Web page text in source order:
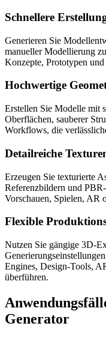
Schnellere
Generieren Sie
manueller Modellierung
Konzepte, Prototypen
Hochwertige
Erstellen Sie Modelle mit
Oberflächen, sauberer
Workflows, die
Detailreiche
Erzeugen Sie texturierte
Referenzbildern und
Vorschauen, Spielen, AR
Flexible
Nutzen Sie gängige 3D-
Engines, Design-Tools,
überführen.
Generator